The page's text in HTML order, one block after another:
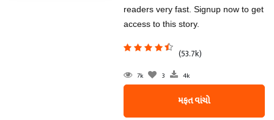
readers very fast. Signup now to get
access to this story.
(53.7k)
7k 3 4k
મફત વાંચો